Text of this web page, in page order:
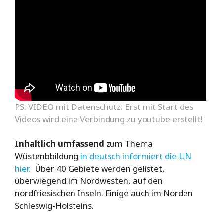
PS: VIDEO mit Datenschutz: Erst mit Start des
Videos wird eine Verbindung zu youtube erstellt!
Inhaltlich umfassend zum Thema
Wüstenbbildung in deutsch informiert die UN
hier. Über 40 Gebiete werden gelistet,
überwiegend im Nordwesten, auf den
nordfriesischen Inseln. Einige auch im Norden
Schleswig-Holsteins.